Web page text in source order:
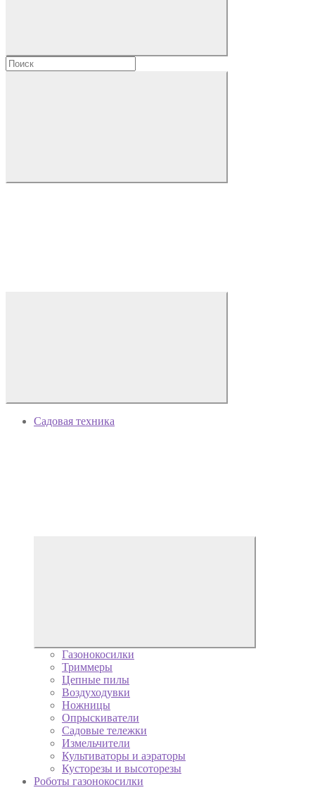
Садовая техника
Газонокосилки
Триммеры
Цепные пилы
Воздуходувки
Ножницы
Опрыскиватели
Садовые тележки
Измельчители
Культиваторы и аэраторы
Кусторезы и высоторезы
Роботы газонокосилки